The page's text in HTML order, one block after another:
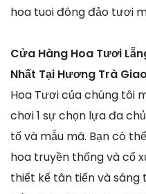
hoa tuoi đông đảo tươi
Cửa Hàng Hoa Tươi
Nhất Tại Hương Trà
Hoa Tươi của chúng tôi
chơi 1 sự chọn lựa đa
tố và mẫu mã. Bạn có
hoa truyền thống và cổ
thiết kế tân tiến và sáng